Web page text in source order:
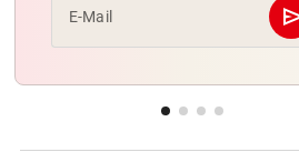
vor
Sprintrennen geben
E-Mail